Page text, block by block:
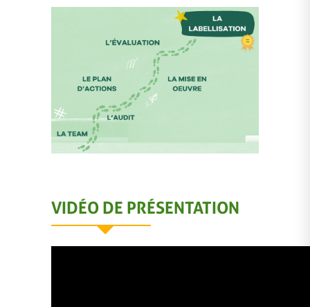
VIDÉO DE PRÉSENTATION